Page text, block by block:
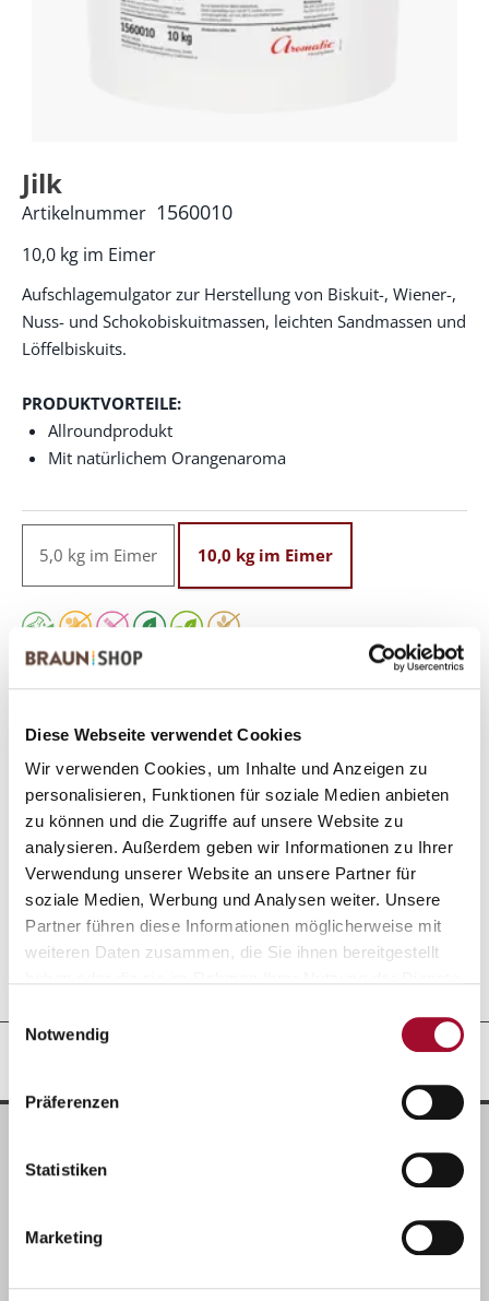
Diese Webseite verwendet Cookies
Wir verwenden Cookies, um Inhalte und Anzeigen zu
personalisieren, Funktionen für soziale Medien anbieten
zu können und die Zugriffe auf unsere Website zu
analysieren. Außerdem geben wir Informationen zu Ihrer
Verwendung unserer Website an unsere Partner für
soziale Medien, Werbung und Analysen weiter. Unsere
Partner führen diese Informationen möglicherweise mit
weiteren Daten zusammen, die Sie ihnen bereitgestellt
Notwendig
Präferenzen
Statistiken
Marketing
Jilk
10,0 kg im Eimer
Artikelnummer 1560010
Aufschlagemulgator zur Herstellung von Biskuit-, Wiener-,
Nuss- und Schokobiskuitmassen, leichten Sandmassen und
Löffelbiskuits.
PRODUKTVORTEILE:
Allroundprodukt
Mit natürlichem Orangenaroma
5,0 kg im Eimer 10,0 kg im Eimer
Bisquisit 100 PLUS
25,0 kg im Sack 10,0 kg im Karton